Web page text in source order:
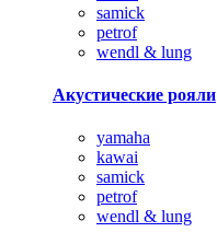
samick
petrof
wendl & lung
Акустические рояли
yamaha
kawai
samick
petrof
wendl & lung